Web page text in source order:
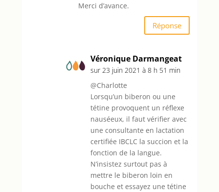
Merci d’avance.
Réponse
Véronique Darmangeat
sur 23 juin 2021 à 8 h 51 min
@Charlotte
Lorsqu’un biberon ou une
tétine provoquent un réflexe
nauséeux, il faut vérifier avec
une consultante en lactation
certifiée IBCLC la succion et la
fonction de la langue.
N’insistez surtout pas à
mettre le biberon loin en
bouche et essayez une tétine